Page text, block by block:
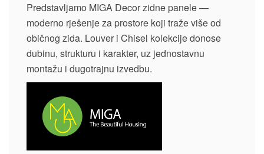
Predstavljamo MIGA Decor zidne panele —
moderno rješenje za prostore koji traže više od
običnog zida. Louver i Chisel kolekcije donose
dubinu, strukturu i karakter, uz jednostavnu
montažu i dugotrajnu izvedbu.